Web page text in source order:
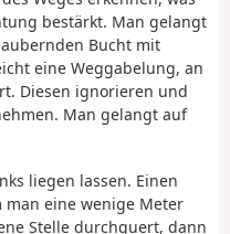
bestärkt. Man gelangt
Bucht mit
eine Weggabelung, an
Diesen ignorieren und
Man gelangt auf
liegen lassen. Einen
eine wenige Meter
Stelle durchquert, dann